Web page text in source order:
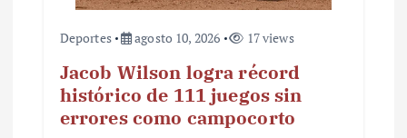
Deportes agosto 10, 2026 17 views
Jacob Wilson logra récord
histórico de 111 juegos sin
errores como campocorto